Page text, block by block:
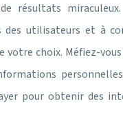
résultats
des utilisateurs et à
votre choix. Méfiez-
pour obtenir des